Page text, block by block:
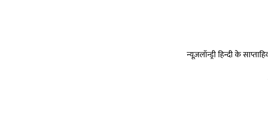
न्यूज़लॉन्ड्री हिन्दी के